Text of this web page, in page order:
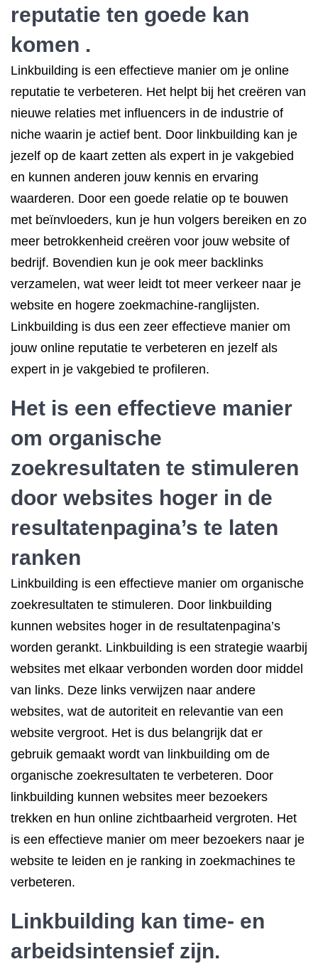
reputatie ten goede kan
komen .
Linkbuilding is een effectieve manier om je online
reputatie te verbeteren. Het helpt bij het creëren van
nieuwe relaties met influencers in de industrie of
niche waarin je actief bent. Door linkbuilding kan je
jezelf op de kaart zetten als expert in je vakgebied
en kunnen anderen jouw kennis en ervaring
waarderen. Door een goede relatie op te bouwen
met beïnvloeders, kun je hun volgers bereiken en zo
meer betrokkenheid creëren voor jouw website of
bedrijf. Bovendien kun je ook meer backlinks
verzamelen, wat weer leidt tot meer verkeer naar je
website en hogere zoekmachine-ranglijsten.
Linkbuilding is dus een zeer effectieve manier om
jouw online reputatie te verbeteren en jezelf als
expert in je vakgebied te profileren.
Het is een effectieve manier
om organische
zoekresultaten te stimuleren
door websites hoger in de
resultatenpagina’s te laten
ranken
Linkbuilding is een effectieve manier om organische
zoekresultaten te stimuleren. Door linkbuilding
kunnen websites hoger in de resultatenpagina’s
worden gerankt. Linkbuilding is een strategie waarbij
websites met elkaar verbonden worden door middel
van links. Deze links verwijzen naar andere
websites, wat de autoriteit en relevantie van een
website vergroot. Het is dus belangrijk dat er
gebruik gemaakt wordt van linkbuilding om de
organische zoekresultaten te verbeteren. Door
linkbuilding kunnen websites meer bezoekers
trekken en hun online zichtbaarheid vergroten. Het
is een effectieve manier om meer bezoekers naar je
website te leiden en je ranking in zoekmachines te
verbeteren.
Linkbuilding kan time- en
arbeidsintensief zijn.